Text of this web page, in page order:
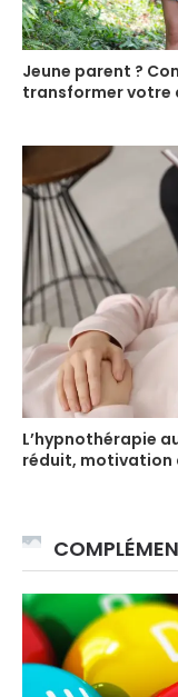
Jeune parent ?
transformer votre
L’hypnothérapie
réduit, motivation